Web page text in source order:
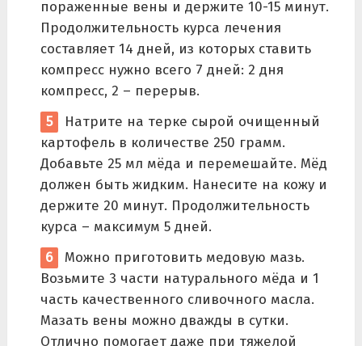
пораженные вены и держите 10-15 минут.
Продолжительность курса лечения
составляет 14 дней, из которых ставить
компресс нужно всего 7 дней: 2 дня
компресс, 2 – перерыв.
Натрите на терке сырой очищенный
картофель в количестве 250 грамм.
Добавьте 25 мл мёда и перемешайте. Мёд
должен быть жидким. Нанесите на кожу и
держите 20 минут. Продолжительность
курса – максимум 5 дней.
Можно приготовить медовую мазь.
Возьмите 3 части натурального мёда и 1
часть качественного сливочного масла.
Мазать вены можно дважды в сутки.
Отлично помогает даже при тяжелой